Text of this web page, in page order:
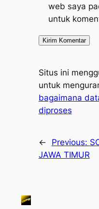
web saya
untuk
Situs ini
untuk
bagaimana
diproses
← Previous:
JAWA TIMUR